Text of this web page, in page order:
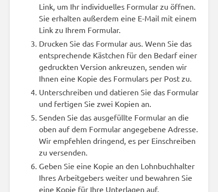
Link, um Ihr individuelles Formular zu öffnen.
Sie erhalten außerdem eine E-Mail mit einem
Link zu Ihrem Formular.
Drucken Sie das Formular aus. Wenn Sie das
entsprechende Kästchen für den Bedarf einer
gedruckten Version ankreuzen, senden wir
Ihnen eine Kopie des Formulars per Post zu.
Unterschreiben und datieren Sie das Formular
und fertigen Sie zwei Kopien an.
Senden Sie das ausgefüllte Formular an die
oben auf dem Formular angegebene Adresse.
Wir empfehlen dringend, es per Einschreiben
zu versenden.
Geben Sie eine Kopie an den Lohnbuchhalter
Ihres Arbeitgebers weiter und bewahren Sie
eine Kopie für Ihre Unterlagen auf.